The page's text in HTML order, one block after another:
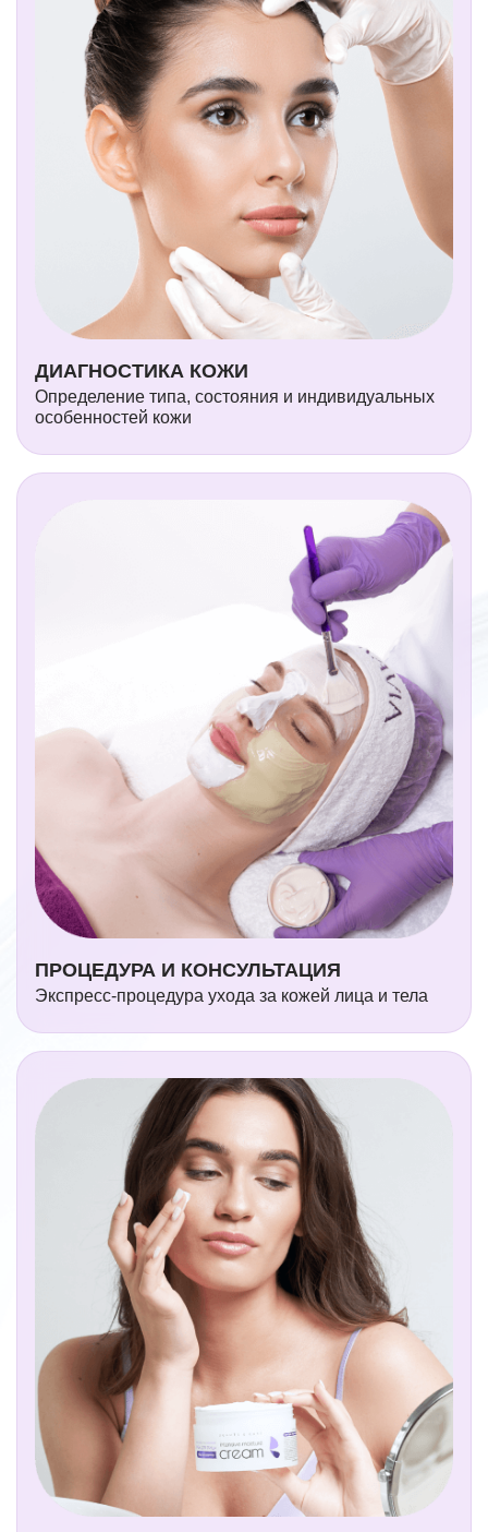
ДИАГНОСТИКА КОЖИ
Определение типа, состояния и индивидуальных
особенностей кожи
ПРОЦЕДУРА И КОНСУЛЬТАЦИЯ
Экспресс-процедура ухода за кожей лица и тела